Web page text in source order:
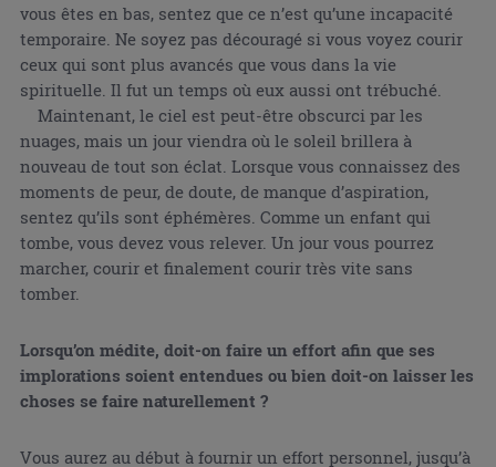
vous êtes en bas, sentez que ce n’est qu’une incapacité
temporaire. Ne soyez pas découragé si vous voyez courir
ceux qui sont plus avancés que vous dans la vie
spirituelle. Il fut un temps où eux aussi ont trébuché.
Maintenant, le ciel est peut-être obscurci par les
nuages, mais un jour viendra où le soleil brillera à
nouveau de tout son éclat. Lorsque vous connaissez des
moments de peur, de doute, de manque d’aspiration,
sentez qu’ils sont éphémères. Comme un enfant qui
tombe, vous devez vous relever. Un jour vous pourrez
marcher, courir et finalement courir très vite sans
tomber.
Lorsqu’on médite, doit-on faire un effort afin que ses
implorations soient entendues ou bien doit-on laisser les
choses se faire naturellement ?
Vous aurez au début à fournir un effort personnel, jusqu’à